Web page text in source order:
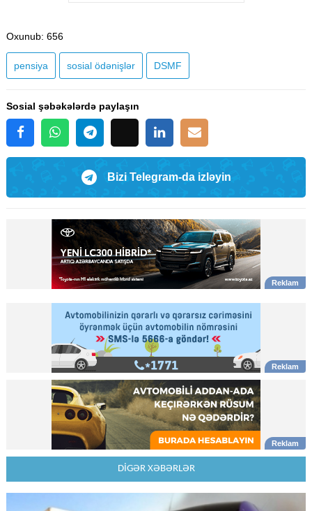
Oxunub: 656
pensiya sosial ödənişlər DSMF
Sosial şəbəkələrdə paylaşın
Bizi Telegram-da izləyin
DİGƏR XƏBƏRLƏR